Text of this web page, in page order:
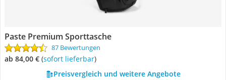
Paste Premium Sporttasche
87 Bewertungen
ab 84,00 € ( Sofort lieferbar)
Preisvergleich und weitere Angebote